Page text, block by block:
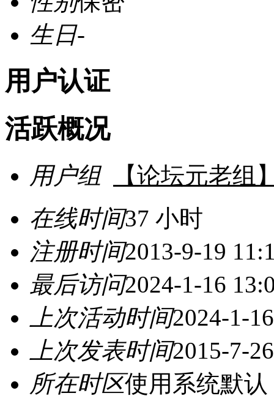
生日-
用户认证
活跃概况
用户组
【论坛元老组
在线时间37 小时
注册时间2013-9-19
最后访问2024-1-16
上次活动时间2024-1-
上次发表时间2015-7-
所在时区使用系统默认